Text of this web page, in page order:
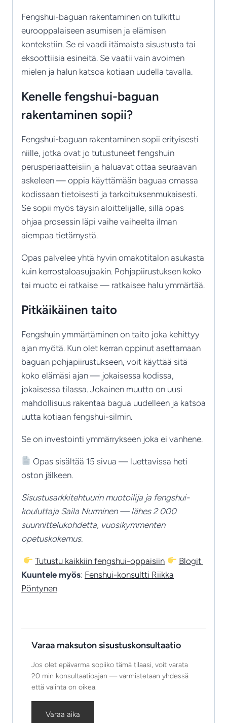
Fengshui-baguan rakentaminen on tulkittu
eurooppalaiseen asumisen ja elämisen
kontekstiin. Se ei vaadi itämaista sisustusta tai
eksoottiisia esineitä. Se vaatii vain avoimen
mielen ja halun katsoa kotiaan uudella tavalla.
Kenelle fengshui-baguan
rakentaminen sopii?
Fengshui-baguan rakentaminen sopii erityisesti
niille, jotka ovat jo tutustuneet fengshuin
perusperiaatteisiin ja haluavat ottaa seuraavan
askeleen — oppia käyttämään baguaa omassa
kodissaan tietoisesti ja tarkoituksenmukaisesti.
Se sopii myös täysin aloittelijalle, sillä opas
ohjaa prosessin läpi vaihe vaiheelta ilman
aiempaa tietämystä.
Opas palvelee yhtä hyvin omakotitalon asukasta
kuin kerrostaloasujaakin. Pohjapiirustuksen koko
tai muoto ei ratkaise — ratkaisee halu ymmärtää.
Pitkäikäinen taito
Fengshuin ymmärtäminen on taito joka kehittyy
ajan myötä. Kun olet kerran oppinut asettamaan
baguan pohjapiirustukseen, voit käyttää sitä
koko elämäsi ajan — jokaisessa kodissa,
jokaisessa tilassa. Jokainen muutto on uusi
mahdollisuus rakentaa bagua uudelleen ja katsoa
uutta kotiaan fengshui-silmin.
Se on investointi ymmärrykseen joka ei vanhene.
Opas sisältää 15 sivua — luettavissa heti
oston jälkeen.
Sisustusarkkitehtuurin muotoilija ja fengshui-
kouluttaja Saila Nurminen — lähes 2 000
suunnittelukohdetta, vuosikymmenten
opetuskokemus.
Tutustu kaikkiin fengshui-oppaisiin
Blogit
Kuuntele myös: Fenshui-konsultti Riikka
Pöntynen
Varaa maksuton sisustuskonsultaatio
Jos olet epävarma sopiiko tämä tilaasi, voit varata
20 min konsultaatioajan — varmistetaan yhdessä
että valinta on oikea.
Varaa aika